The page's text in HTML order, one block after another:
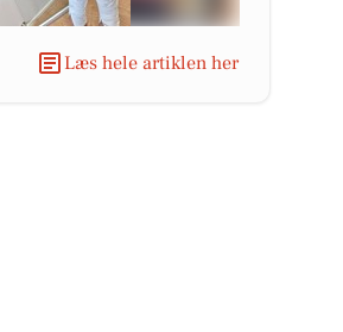
Læs hele artiklen her